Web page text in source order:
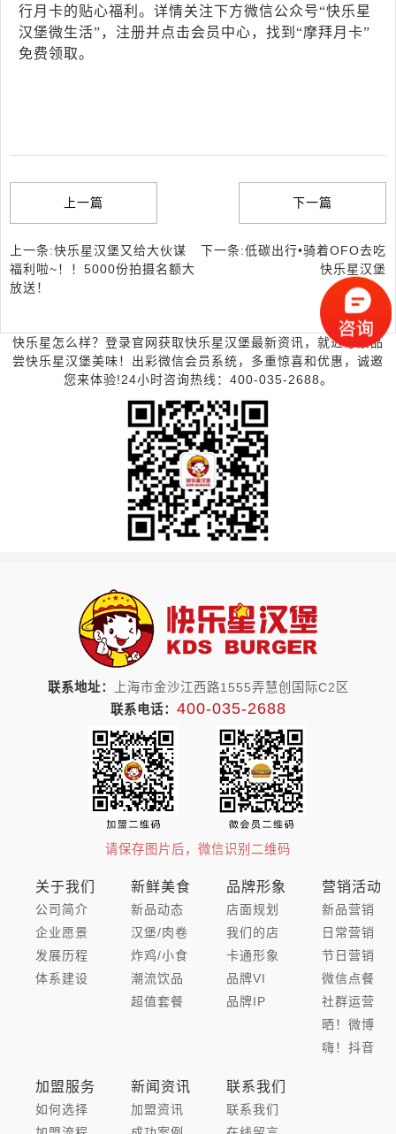
行月卡的贴心福利。详情关注下方微信公众号“快乐星
汉堡微生活”，注册并点击会员中心，找到“摩拜月卡”
免费领取。
上一篇
上一条:快乐星汉堡又给大伙谋
福利啦~！！5000份拍摄名额大
放送！
下一篇
下一条:低碳出行•骑着OFO去吃
快乐星汉堡
快乐星怎么样？登录官网获取快乐星汉堡最新资讯，就近考察品
尝快乐星汉堡美味！出彩微信会员系统，多重惊喜和优惠，诚邀
您来体验!24小时咨询热线：400-035-2688。
联系地址：
上海市金沙江西路1555弄慧创国际C2区
联系电话： 400-035-2688
请保存图片后，微信识别二维码
关于我们
公司简介
企业愿景
发展历程
体系建设
新鲜美食
新品动态
汉堡/肉卷
炸鸡/小食
潮流饮品
超值套餐
品牌形象
店面规划
我们的店
卡通形象
品牌VI
品牌IP
营销活动
新品营销
日常营销
节日营销
微信点餐
社群运营
晒！微博
嗨！抖音
加盟服务
如何选择
新闻资讯
加盟资讯
联系我们
联系我们